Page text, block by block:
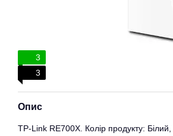
3
3
Опис
TP-Link RE700X. Колір продукту: